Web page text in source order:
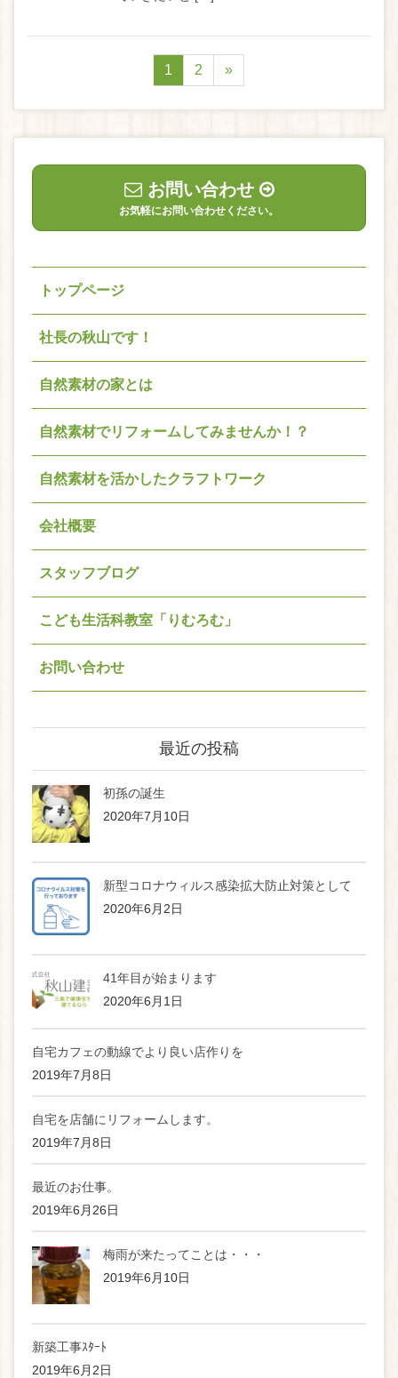
1 2 »
お問い合わせ
お気軽にお問い合わせください。
トップページ
社長の秋山です！
自然素材の家とは
自然素材でリフォームしてみませんか！？
自然素材を活かしたクラフトワーク
会社概要
スタッフブログ
こども生活科教室「りむろむ」
お問い合わせ
最近の投稿
初孫の誕生
2020年7月10日
新型コロナウィルス感染拡大防止対策として
2020年6月2日
41年目が始まります
2020年6月1日
自宅カフェの動線でより良い店作りを
2019年7月8日
自宅を店舗にリフォームします。
2019年7月8日
最近のお仕事。
2019年6月26日
梅雨が来たってことは・・・
2019年6月10日
新築工事ｽﾀｰﾄ
2019年6月2日